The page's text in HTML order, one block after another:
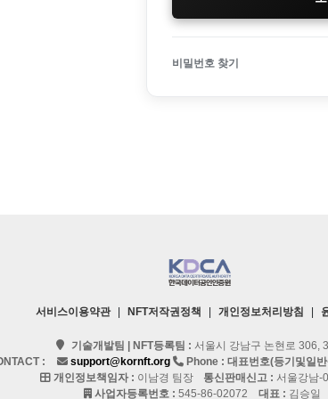
비밀번호 찾기
서비스이용약관 NFT저작권정책 개인정보처리방침
기술개발팀 | NFT등록팀 : 서울시 강남구 논현로 306,
:
support@kornft.org Phone : 대표번호(등기및일
개인정보책임자 : 이남경 팀장 통신판매신고 : 서울강남-
사업자등록번호 : 545-86-02072 대표 : 김승일